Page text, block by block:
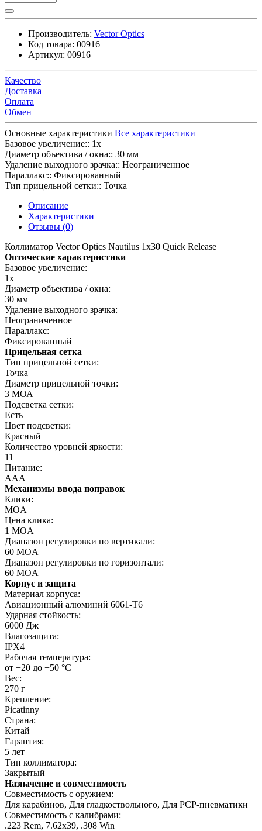
Производитель: Vector Optics
Код товара: 00916
Артикул: 00916
Качество
Доставка
Оплата
Обмен
Основные характеристики Все характеристики
Базовое увеличение:: 1x
Диаметр объектива / окна:: 30 мм
Удаление выходного зрачка:: Неограниченное
Параллакс:: Фиксированный
Тип прицельной сетки:: Точка
Описание
Характеристики
Отзывы (0)
Коллиматор Vector Optics Nautilus 1x30 Quick Release
Оптические характеристики
Базовое увеличение:
1x
Диаметр объектива / окна:
30 мм
Удаление выходного зрачка:
Неограниченное
Параллакс:
Фиксированный
Прицельная сетка
Тип прицельной сетки:
Точка
Диаметр прицельной точки:
3 МОА
Подсветка сетки:
Есть
Цвет подсветки:
Красный
Количество уровней яркости:
11
Питание:
AAA
Механизмы ввода поправок
Клики:
MOA
Цена клика:
1 MOA
Диапазон регулировки по вертикали:
60 MOA
Диапазон регулировки по горизонтали:
60 MOA
Корпус и защита
Материал корпуса:
Авиационный алюминий 6061-T6
Ударная стойкость:
6000 Дж
Влагозащита:
IPX4
Рабочая температура:
от −20 до +50 °C
Вес:
270 г
Крепление:
Picatinny
Страна:
Китай
Гарантия:
5 лет
Тип коллиматора:
Закрытый
Назначение и совместимость
Совместимость с оружием:
Для карабинов, Для гладкоствольного, Для PCP-пневматики
Совместимость с калибрами:
.223 Rem, 7.62x39, .308 Win